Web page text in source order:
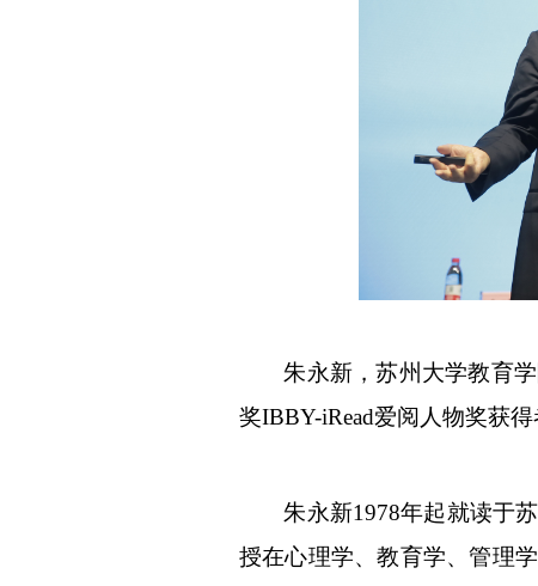
朱永新，苏州大学教育
奖IBBY-iRead爱阅人物奖获得
朱永新1978年起就读于
授在心理学、教育学、管理